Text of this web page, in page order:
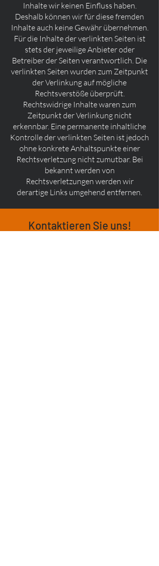
Inhalte wir keinen Einfluss haben.
Deshalb können wir für diese fremden
Inhalte auch keine Gewähr übernehmen.
Für die Inhalte der verlinkten Seiten ist
stets der jeweilige Anbieter oder
Betreiber der Seiten verantwortlich. Die
verlinkten Seiten wurden zum Zeitpunkt
der Verlinkung auf mögliche
Rechtsverstöße überprüft.
Rechtswidrige Inhalte waren zum
Zeitpunkt der Verlinkung nicht
erkennbar. Eine permanente inhaltliche
Kontrolle der verlinkten Seiten ist jedoch
ohne konkrete Anhaltspunkte einer
Rechtsverletzung nicht zumutbar. Bei
bekannt werden von
Rechtsverletzungen werden wir
derartige Links umgehend entfernen.
Kontaktieren Sie uns!